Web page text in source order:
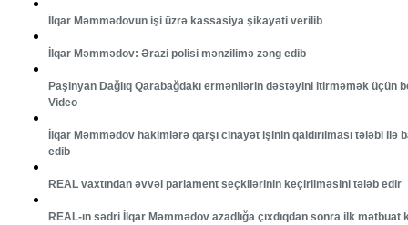
İlqar Məmmədovun işi üzrə kassasiya şikayəti verilib
İlqar Məmmədov: Ərazi polisi mənzilimə zəng edib
Paşinyan Dağlıq Qarabağdakı ermənilərin dəstəyini itirməmək üçün
Video
İlqar Məmmədov hakimlərə qarşı cinayət işinin qaldırılması tələbi ilə
edib
REAL vaxtından əvvəl parlament seçkilərinin keçirilməsini tələb edir
REAL-ın sədri İlqar Məmmədov azadlığa çıxdıqdan sonra ilk mətbuat